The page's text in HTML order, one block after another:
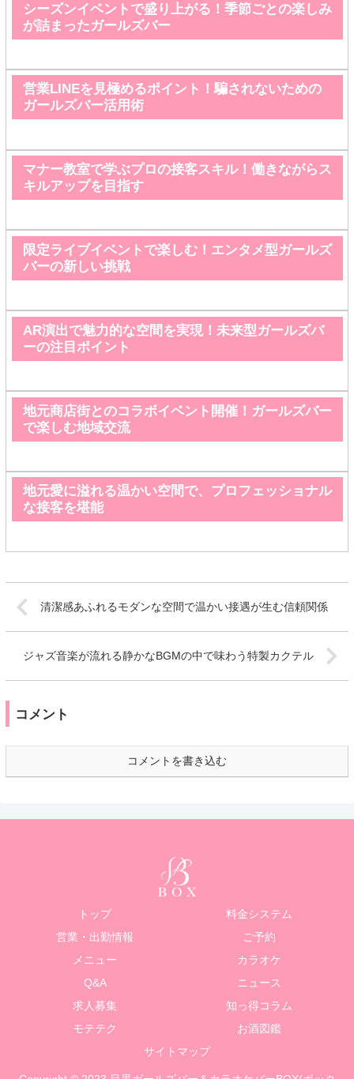
シーズンイベントで盛り上がる！季節ごとの楽しみ
が詰まったガールズバー
営業LINEを見極めるポイント！騙されないための
ガールズバー活用術
マナー教室で学ぶプロの接客スキル！働きながらス
キルアップを目指す
限定ライブイベントで楽しむ！エンタメ型ガールズ
バーの新しい挑戦
AR演出で魅力的な空間を実現！未来型ガールズバ
ーの注目ポイント
地元商店街とのコラボイベント開催！ガールズバー
で楽しむ地域交流
地元愛に溢れる温かい空間で、プロフェッショナル
な接客を堪能
清潔感あふれるモダンな空間で温かい接遇が生む信頼関係
ジャズ音楽が流れる静かなBGMの中で味わう特製カクテル
コメント
コメントを書き込む
トップ
料金システム
営業・出勤情報
ご予約
メニュー
カラオケ
Q&A
ニュース
求人募集
知っ得コラム
モテテク
お酒図鑑
サイトマップ